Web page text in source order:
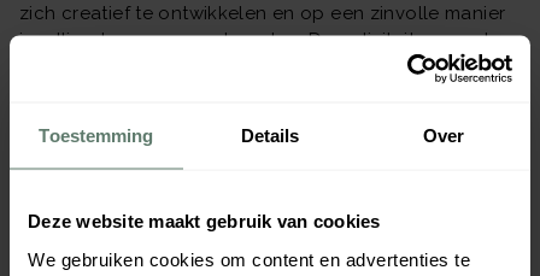
Toestemming Details Over
Deze website maakt gebruik van cookies
We gebruiken cookies om content en advertenties te
zich creatief te ontwikkelen en op een zinvolle manier
invulling te geven aan hun dag. De activiteiten worden
aangeboden met extra aandacht voor sfeer en
een werkplek voor de kunstenaars bij Frontaalkunst.